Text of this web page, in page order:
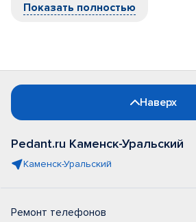
Показать полностью
Наверх
Pedant.ru Каменск-Уральский
Каменск-Уральский
Ремонт телефонов